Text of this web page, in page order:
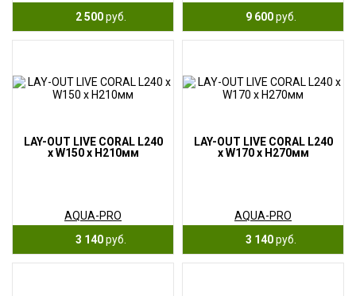
2 500руб.
9 600руб.
LAY-OUT LIVE CORAL L240
x W150 x H210мм
AQUA-PRO
3 140руб.
LAY-OUT LIVE CORAL L240
x W170 x H270мм
AQUA-PRO
3 140руб.